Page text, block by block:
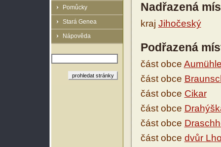
Pomůcky
Stará Genea
Nápověda
Nadřazená
kraj Jihočeský
Podřazená
část obce
část obce
část obce Cikar
část obce
část obce
část obce dvůr